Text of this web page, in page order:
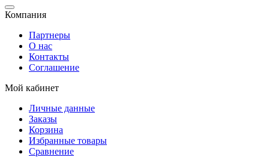
Компания
Партнеры
О нас
Контакты
Соглашение
Мой кабинет
Личные данные
Заказы
Корзина
Избранные товары
Сравнение